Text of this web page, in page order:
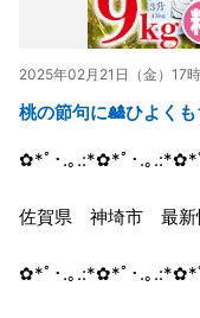
2025年02月21日（金）17
桃の節句に🎎ひよく
✿*ﾟ･.｡.:*✿*ﾟ･.｡.:*✿*
佐賀県 神埼市 最新
✿*ﾟ･.｡.:*✿*ﾟ･.｡.:*✿*